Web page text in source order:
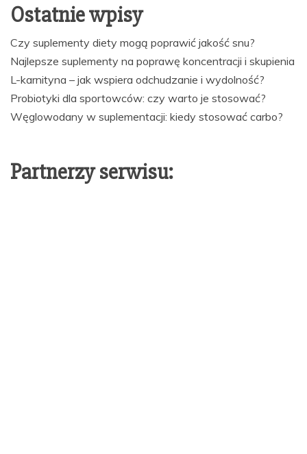
Ostatnie wpisy
Czy suplementy diety mogą poprawić jakość snu?
Najlepsze suplementy na poprawę koncentracji i skupienia
L-karnityna – jak wspiera odchudzanie i wydolność?
Probiotyki dla sportowców: czy warto je stosować?
Węglowodany w suplementacji: kiedy stosować carbo?
Partnerzy serwisu: